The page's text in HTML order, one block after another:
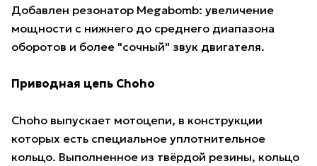
Добавлен резонатор Megabomb: увеличение
мощности c нижнего до среднего диапазона
оборотов и более "сочный" звук двигателя.
Приводная цепь Choho
Choho выпускает мотоцепи, в конструкции
которых есть специальное уплотнительное
кольцо. Выполненное из твёрдой резины, кольцо